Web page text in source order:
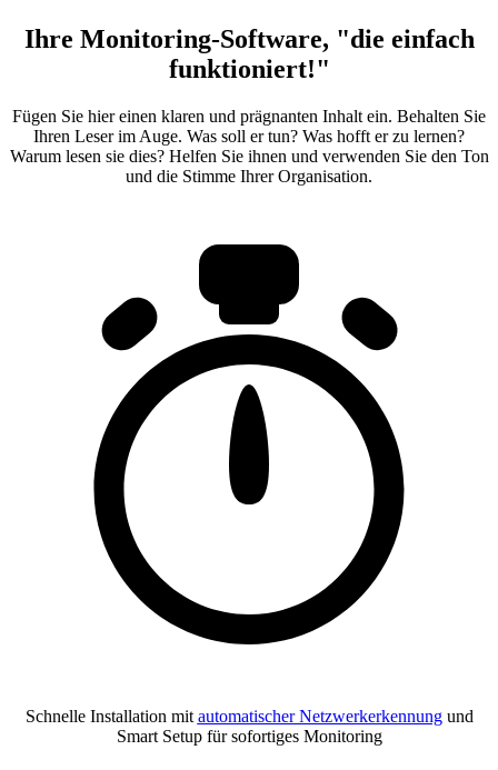
Ihre Monitoring-Software, "die einfach
funktioniert!"
Fügen Sie hier einen klaren und prägnanten Inhalt ein. Behalten Sie
Ihren Leser im Auge. Was soll er tun? Was hofft er zu lernen?
Warum lesen sie dies? Helfen Sie ihnen und verwenden Sie den Ton
und die Stimme Ihrer Organisation.
Schnelle Installation mit automatischer Netzwerkerkennungund
Smart Setup für sofortiges Monitoring